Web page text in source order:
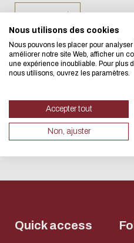
CONTACT
Quick access
Nous utilisons des cookies
Nous pouvons les placer pour
améliorer notre site Web, afficher un
une expérience inoubliable. Pour plus
nous utilisons, ouvrez les paramètres.
Accepter tout
Non, ajuster